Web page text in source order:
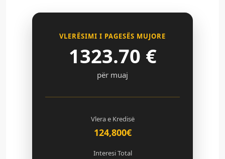
VLERËSIMI I PAGESËS MUJORE
1323.70 €
për muaj
Vlera e Kredisë
124,800€
Interesi Total